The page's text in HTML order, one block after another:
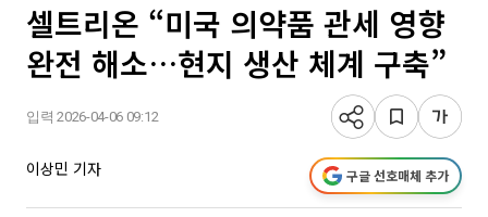
셀트리온 “미국 의약품 관세 영향
완전 해소…현지 생산 체계 구축”
입력 2026-04-06 09:12
이상민 기자 구글 선호매체 추가